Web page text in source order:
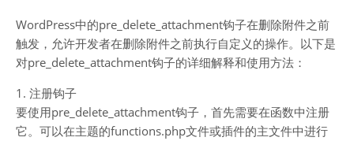
WordPress中的pre_delete_attachment钩子在删除附件之前
触发，允许开发者在删除附件之前执行自定义的操作。以下是
对pre_delete_attachment钩子的详细解释和使用方法：
1. 注册钩子
要使用pre_delete_attachment钩子，首先需要在函数中注册
它。可以在主题的functions.php文件或插件的主文件中进行